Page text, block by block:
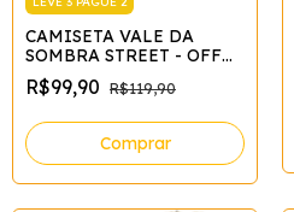
CAMISETA VALE DA
SOMBRA STREET - OFF
WHITE*
R$99,90 R$119,90
Comprar